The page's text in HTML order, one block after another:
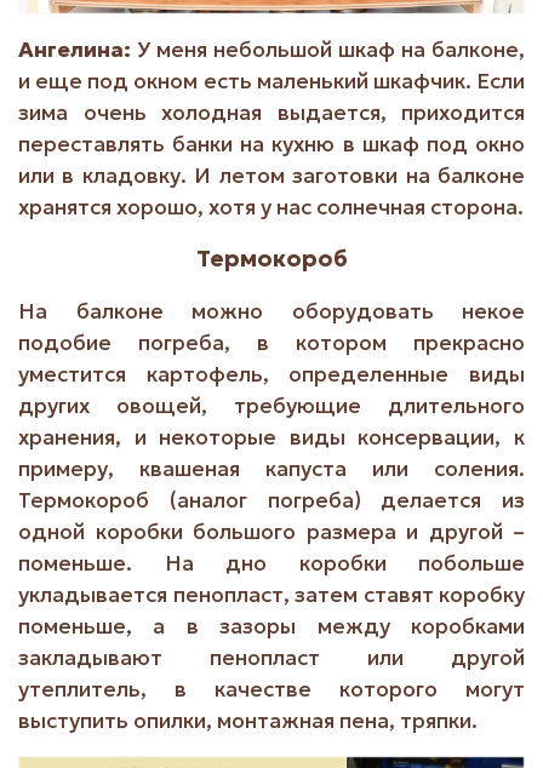
Ангелина: У меня небольшой шкаф на балконе,
и еще под окном есть маленький шкафчик. Если
зима очень холодная выдается, приходится
переставлять банки на кухню в шкаф под окно
или в кладовку. И летом заготовки на балконе
хранятся хорошо, хотя у нас солнечная сторона.
Термокороб
На балконе можно оборудовать некое
подобие погреба, в котором прекрасно
уместится картофель, определенные виды
других овощей, требующие длительного
хранения, и некоторые виды консервации, к
примеру, квашеная капуста или соления.
Термокороб (аналог погреба) делается из
одной коробки большого размера и другой –
поменьше. На дно коробки побольше
укладывается пенопласт, затем ставят коробку
поменьше, а в зазоры между коробками
закладывают пенопласт или другой
утеплитель, в качестве которого могут
выступить опилки, монтажная пена, тряпки.